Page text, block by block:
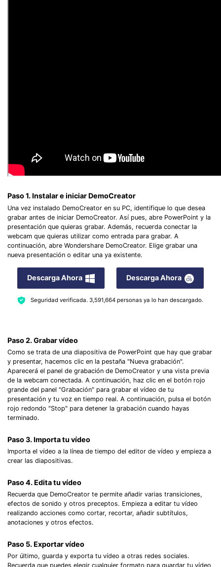
Paso 1. Instalar e iniciar DemoCreator
Una vez instalado DemoCreator en su PC, identifique lo que desea
grabar antes de iniciar DemoCreator. Así pues, abre PowerPoint y la
presentación que quieras grabar. Además, recuerda conectar la
webcam que quieras utilizar como entrada para grabar. A
continuación, abre Wondershare DemoCreator. Elige grabar una
nueva presentación o editar una ya existente.
Descarga Ahora Descarga Ahora
Seguridad verificada. 3,591,664personas ya lo han descargado.
Paso 2. Grabar vídeo
Como se trata de una diapositiva de PowerPoint que hay que grabar
y presentar, hacemos clic en la pestaña "Nueva grabación".
Aparecerá el panel de grabación de DemoCreator y una vista previa
de la webcam conectada. A continuación, haz clic en el botón rojo
grande del panel "Grabación" para grabar el vídeo de tu
presentación y tu voz en tiempo real. A continuación, pulsa el botón
rojo redondo "Stop" para detener la grabación cuando hayas
terminado.
Paso 3. Importa tu vídeo
Importa el vídeo a la línea de tiempo del editor de vídeo y empieza a
crear las diapositivas.
Paso 4. Edita tu vídeo
Recuerda que DemoCreator te permite añadir varias transiciones,
efectos de sonido y otros preceptos. Empieza a editar tu vídeo
realizando acciones como cortar, recortar, añadir subtítulos,
anotaciones y otros efectos.
Paso 5. Exportar vídeo
Por último, guarda y exporta tu vídeo a otras redes sociales.
Recuerda que puedes elegir cualquier formato para guardar tu vídeo